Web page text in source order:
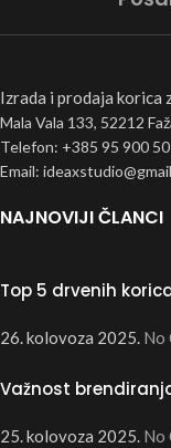
Izrada i prodaja korica
Mala Vala 133, 52212
Telefon: +385 95 900 50
Email:
NAJNOVIJI ČLANCI
Top 5 drvenih
26. kolovoza 2025. No
Važnost
25. kolovoza 2025. No